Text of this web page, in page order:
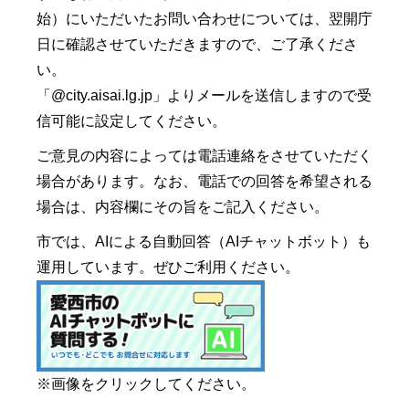
始）にいただいたお問い合わせについては、翌開庁
日に確認させていただきますので、ご了承くださ
い。
「@city.aisai.lg.jp」よりメールを送信しますので受
信可能に設定してください。
ご意見の内容によっては電話連絡をさせていただく
場合があります。なお、電話での回答を希望される
場合は、内容欄にその旨をご記入ください。
市では、AIによる自動回答（AIチャットボット）も
運用しています。ぜひご利用ください。
※画像をクリックしてください。